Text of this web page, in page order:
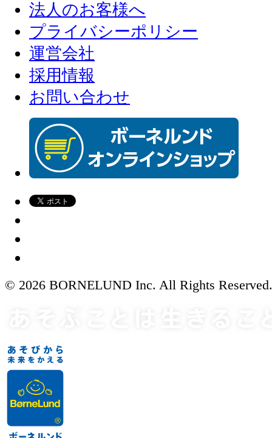
法人のお客様へ
プライバシーポリシー
運営会社
採用情報
お問い合わせ
© 2026 BORNELUND Inc. All Rights Reserved.